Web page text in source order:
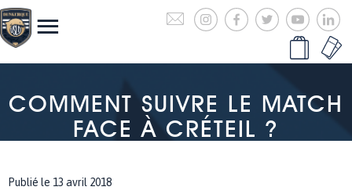
COMMENT SUIVRE LE MATCH
FACE À CRÉTEIL ?
Publié le 13 avril 2018